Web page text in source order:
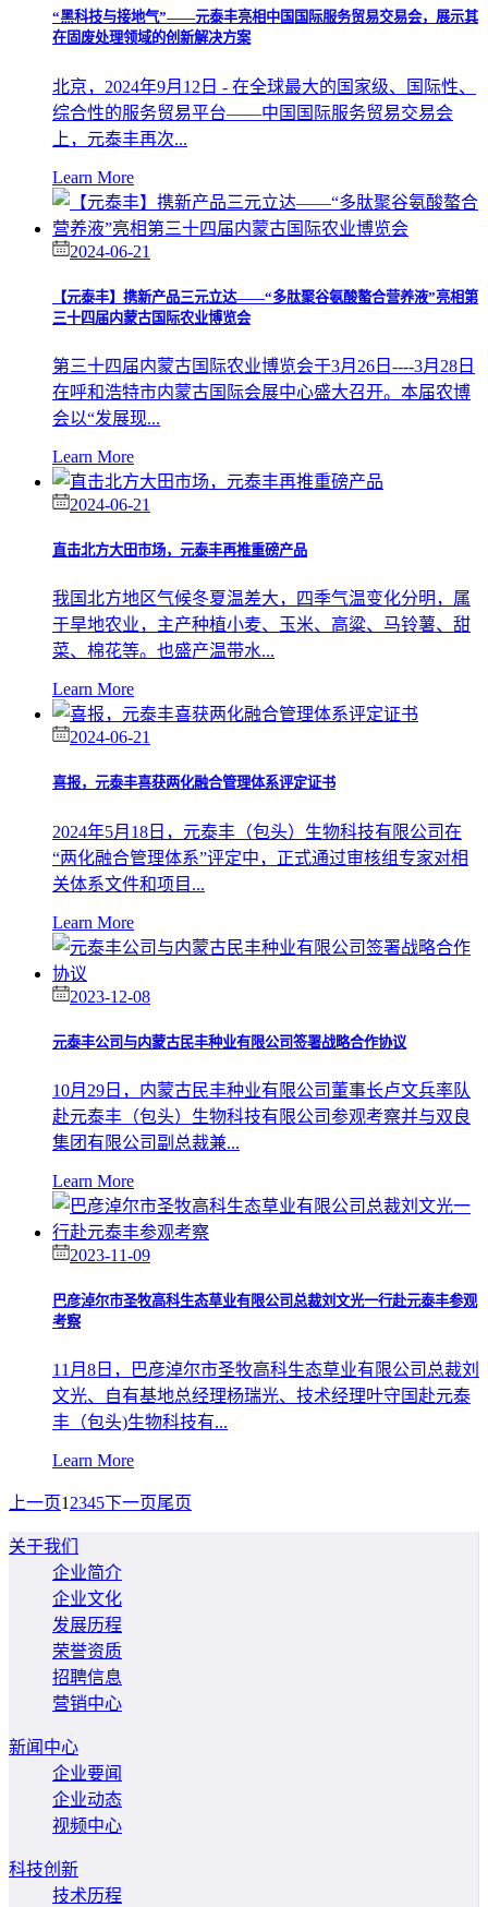
“黑科技与接地气”——元泰丰亮相中国国际服务贸易交易会，展示其
在固废处理领域的创新解决方案
北京，2024年9月12日 - 在全球最大的国家级、国际性、
综合性的服务贸易平台——中国国际服务贸易交易会
上，元泰丰再次...
Learn More
2024-06-21
【元泰丰】携新产品三元立达——“多肽聚谷氨酸螯合营养液”亮相第
三十四届内蒙古国际农业博览会
第三十四届内蒙古国际农业博览会于3月26日----3月28日
在呼和浩特市内蒙古国际会展中心盛大召开。本届农博
会以“发展现...
Learn More
2024-06-21
直击北方大田市场，元泰丰再推重磅产品
我国北方地区气候冬夏温差大，四季气温变化分明，属
于旱地农业，主产种植小麦、玉米、高粱、马铃薯、甜
菜、棉花等。也盛产温带水...
Learn More
2024-06-21
喜报，元泰丰喜获两化融合管理体系评定证书
2024年5月18日，元泰丰（包头）生物科技有限公司在
“两化融合管理体系”评定中，正式通过审核组专家对相
关体系文件和项目...
Learn More
2023-12-08
元泰丰公司与内蒙古民丰种业有限公司签署战略合作协议
10月29日，内蒙古民丰种业有限公司董事长卢文兵率队
赴元泰丰（包头）生物科技有限公司参观考察并与双良
集团有限公司副总裁兼...
Learn More
2023-11-09
巴彦淖尔市圣牧高科生态草业有限公司总裁刘文光一行赴元泰丰参观
考察
11月8日，巴彦淖尔市圣牧高科生态草业有限公司总裁刘
文光、自有基地总经理杨瑞光、技术经理叶守国赴元泰
丰（包头)生物科技有...
Learn More
上一页1 2345下一页尾页
关于我们
企业简介
企业文化
发展历程
荣誉资质
招聘信息
营销中心
新闻中心
企业要闻
企业动态
视频中心
科技创新
技术历程